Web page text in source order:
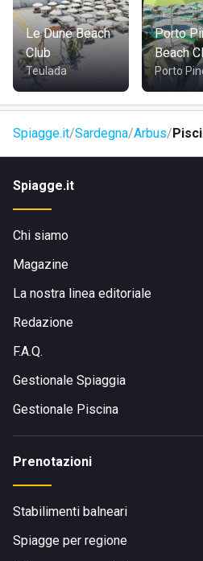
Le Dune Beach
Club
Teulada
Porto
Beach
Porto
Spiagge.it Sardegna Arbus
Spiagge.it
Chi siamo
Magazine
La nostra linea editoriale
Redazione
F.A.Q.
Gestionale Spiaggia
Gestionale Piscina
Prenotazioni
Stabilimenti balneari
Spiagge per regione